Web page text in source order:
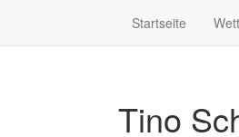
Startseite
Tino